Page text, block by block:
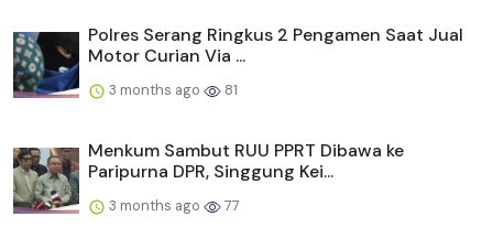
Polres Serang Ringkus 2 Pengamen Saat Jual
Motor Curian Via ...
3 months ago 81
Menkum Sambut RUU PPRT Dibawa ke
Paripurna DPR, Singgung Kei...
3 months ago 77